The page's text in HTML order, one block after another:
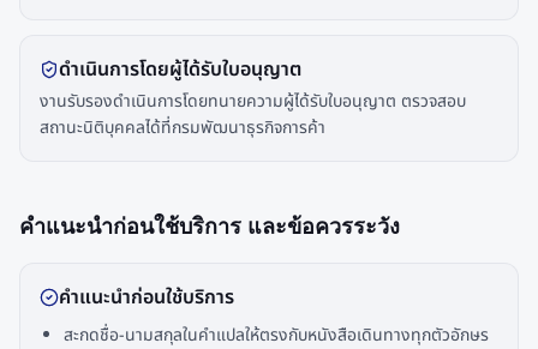
ดำเนินการโดยผู้ได้รับใบอนุญาต
งานรับรองดำเนินการโดยทนายความผู้ได้รับใบอนุญาต ตรวจสอบ
สถานะนิติบุคคลได้ที่กรมพัฒนาธุรกิจการค้า
คำแนะนำก่อนใช้บริการ และข้อควรระวัง
คำแนะนำก่อนใช้บริการ
สะกดชื่อ-นามสกุลในคำแปลให้ตรงกับหนังสือเดินทางทุกตัวอักษร